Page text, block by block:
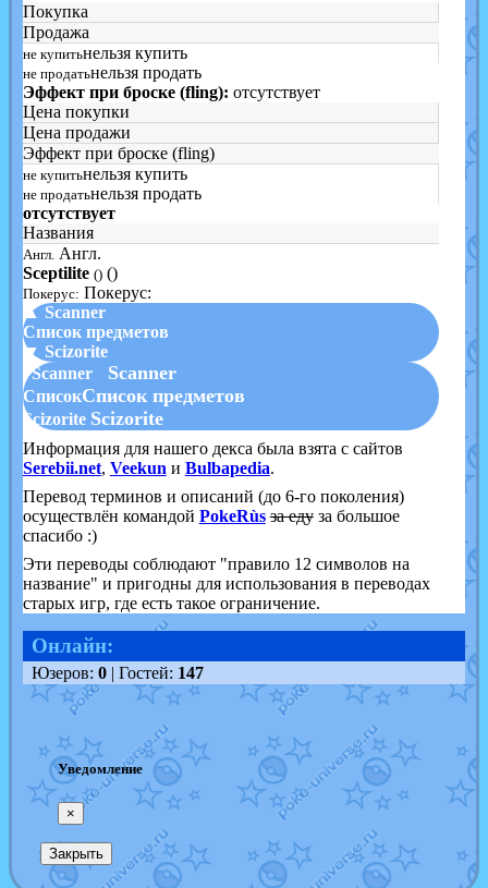
Покупка
Продажа
не купитьнельзя купить
не продатьнельзя продать
Эффект при броске (fling): отсутствует
Цена покупки
Цена продажи
Эффект при броске (fling)
не купитьнельзя купить
не продатьнельзя продать
отсутствует
Названия
Англ. Англ.
Sceptilite () ()
Покерус: Покерус:
▲ Scanner
Список предметов
▼ Scizorite
Scanner
Scanner
СписокСписок предметов
Scizorite Scizorite
Информация для нашего декса была взята с сайтов
Serebii.net, Veekun и Bulbapedia.
Перевод терминов и описаний (до 6-го поколения)
осуществлён командой PokeRùs за едуза большое
спасибо :)
Эти переводы соблюдают "правило 12 символов на
название" и пригодны для использования в переводах
старых игр, где есть такое ограничение.
Онлайн:
Юзеров: 0| Гостей: 147
Уведомление
×
Закрыть